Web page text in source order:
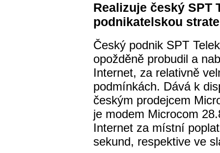
Realizuje český SPT
podnikatelskou
Český podnik SPT
opožděně probudil a
Internet, za relativně
podmínkách. Dává k
českým prodejcem
je modem Microcom
Internet za místní
sekund, respektive ve